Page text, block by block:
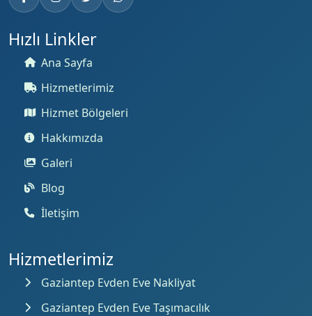
Hızlı Linkler
Ana Sayfa
Hizmetlerimiz
Hizmet Bölgeleri
Hakkımızda
Galeri
Blog
İletişim
Hizmetlerimiz
Gaziantep Evden Eve Nakliyat
Gaziantep Evden Eve Taşımacılık